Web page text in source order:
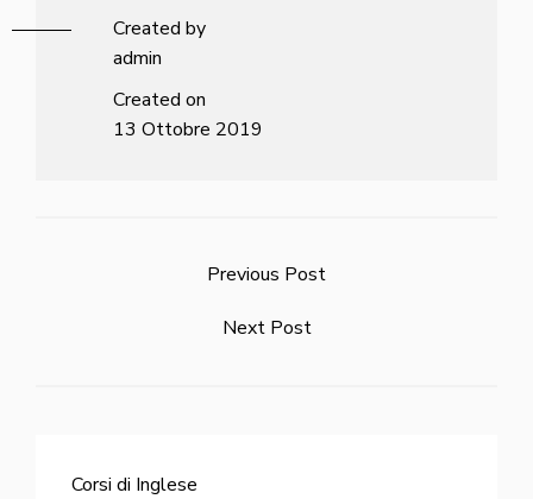
Created by
admin
Created on
13 Ottobre 2019
Previous Post
Next Post
Corsi di Inglese